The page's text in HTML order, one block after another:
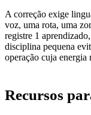
A correção exige
voz, uma rota, uma
registre 1
disciplina pequena
operação cuja energia
Recursos